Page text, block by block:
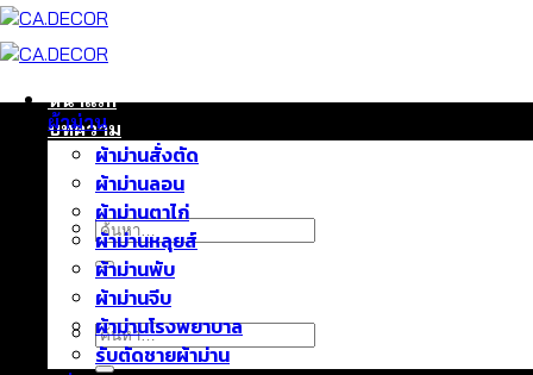
ข้าม
ยัง
หน้าแรก
บทความ
ติดต่อเรา
เกี่ยวกับเรา
ค้นหา:
ค้นหา:
ผ้าม่าน
ผ้าม่านสั่งตัด
ผ้าม่านลอน
ผ้าม่านตาไก่
ผ้าม่านหลุยส์
ผ้าม่านพับ
ผ้าม่านจีบ
ผ้าม่านโรงพยาบาล
รับตัดชายผ้าม่าน